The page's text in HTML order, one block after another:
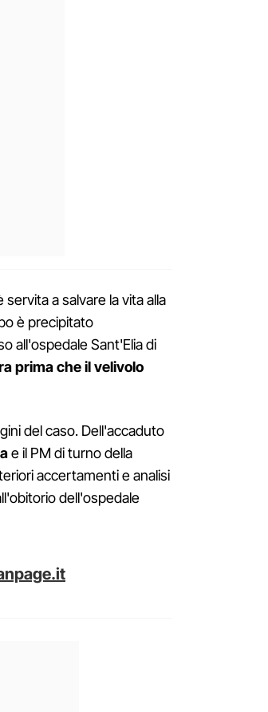
a salvare la vita alla
è precipitato
all'ospedale Sant'Elia di
prima che il velivolo
del caso. Dell'accaduto
e il PM di turno della
accertamenti e analisi
dell'ospedale